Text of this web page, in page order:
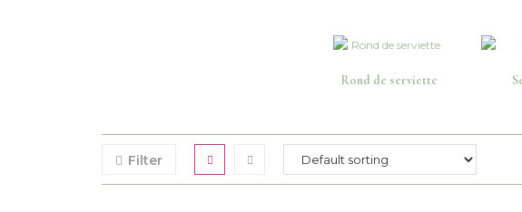
Rond de serviette
Filter